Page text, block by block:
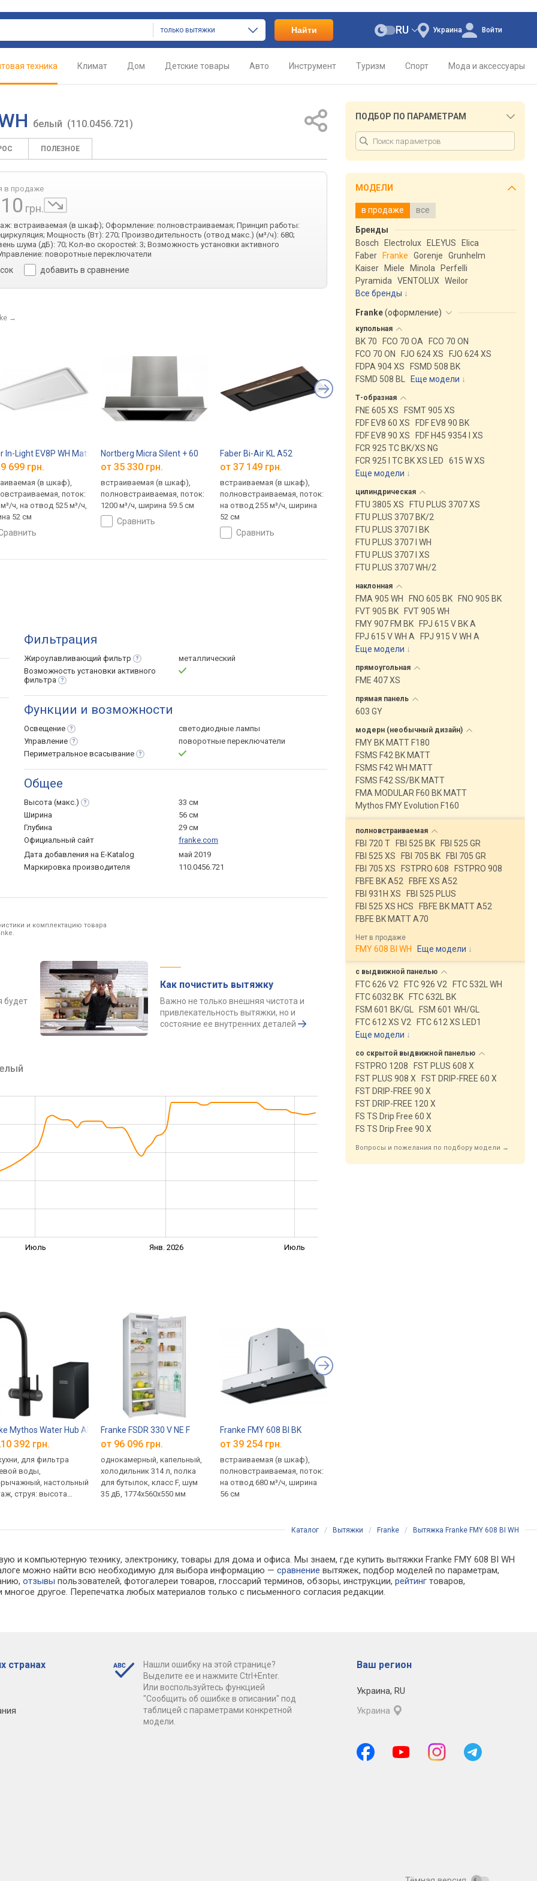
только вытяжки Найти Украина
RU Войти
техника Климат Дом Детские товары Авто Инструмент Туризм Спорт Мода и аксессуары
белый (110.0456.721)
ПОЛЕЗНОЕ
в продаже
грн.
встраиваемая (в шкаф); Оформление: полновстраиваемая; Принцип работы:
Мощность (Вт): 270; Производительность (отвод макс.) (м³/ч): 680;
шума (дБ): 70; Кол-во скоростей: 3; Возможность установки активного
поворотные переключатели
добавить в сравнение
→
In-Light EV8P WH Matt A52
699 грн.
(в шкаф),
поток:
ч, на отвод 525 м³/ч,
52 см
сравнить
Nortberg Micra Silent + 60
от 35 330 грн.
встраиваемая (в шкаф),
полновстраиваемая, поток:
1200 м³/ч, ширина 59.5 см
сравнить
Faber Bi-Air KL A52
от 37 149 грн.
встраиваемая (в шкаф),
полновстраиваемая, поток:
на отвод 255 м³/ч, ширина
52 см
сравнить
Elica Hidden 2.0 @ BLGL/A/52
от 29 675 грн.
шкаф), полновстраиваемая,
поток: на отвод 600 м³/ч,
ширина 51.4 см
сравнить
от 37 999 грн.
ширина 59.4 см
Фильтрация
Жироулавливающий фильтр
металлический
Возможность установки активного
фильтра
Функции и возможности
Освещение
светодиодные лампы
Управление
поворотные переключатели
Периметральное всасывание
Общее
Высота (макс.)
33 см
Ширина
56 см
Глубина
29 см
Официальный сайт
franke.com
Дата добавления на E-Katalog
май 2019
Маркировка производителя
110.0456.721
и комплектацию товара
будет
Как почистить вытяжку
Важно не только внешняя чистота и
привлекательность вытяжки, но и
состояние ее внутренних деталей
Июль Янв. 2026 Июль
Mythos Water Hub All In One 160.0731.752
392 грн.
для фильтра
воды,
настольный
струя: высота
5 лет
Franke FSDR 330 V NE F
от 96 096 грн.
однокамерный, капельный,
холодильник 314 л, полка
для бутылок, класс F, шум
35 дБ, 1774x560x550 мм
Franke FMY 608 BI BK
от 39 254 грн.
встраиваемая (в шкаф),
полновстраиваемая, поток:
на отвод 680 м³/ч, ширина
56 см
ПОДБОР ПО ПАРАМЕТРАМ
МОДЕЛИ
в продаже все
Бренды
Bosch
Electrolux ELEYUS
Elica
Faber
Franke Gorenje
Grunhelm
Kaiser
Miele Minola
Perfelli
Pyramida
VENTOLUX
Weilor
Все бренды
Franke(оформление)
купольная
BK 70 FCO 70 OA
FCO 70 ON
FCO 70 ON
FJO 624 XS
FJO 624 XS
FDPA 904 XS
FSMD 508 BK
FSMD 508 BL
Еще модели ↓
Т-образная
FNE 605 XS
FSMT 905 XS
FDF EV8 60 XS
FDF EV8 90 BK
FDF EV8 90 XS
FDF H45 9354 I XS
FCR 925 TC BK/XS NG
FCR 925 I TC BK XS LED
615 W XS
Еще модели ↓
цилиндрическая
FTU 3805 XS
FTU PLUS 3707 XS
FTU PLUS 3707 BK/2
FTU PLUS 3707 I BK
FTU PLUS 3707 I WH
FTU PLUS 3707 I XS
FTU PLUS 3707 WH/2
наклонная
FMA 905 WH FNO 605 BK
FNO 905 BK
FVT 905 BK
FVT 905 WH
FMY 907 FM BK
FPJ 615 V BK A
FPJ 615 V WH A
FPJ 915 V WH A
Еще модели ↓
прямоугольная
FME 407 XS
прямая панель
603 GY
модерн (необычный дизайн)
FMY BK MATT F180
FSMS F42 BK MATT
FSMS F42 WH MATT
FSMS F42 SS/BK MATT
FMA MODULAR F60 BK MATT
Mythos FMY Evolution F160
полновстраиваемая
FBI 720 T FBI 525 BK
FBI 525 GR
FBI 525 XS
FBI 705 BK
FBI 705 GR
FBI 705 XS
FSTPRO 608
FSTPRO 908
FBFE BK A52
FBFE XS A52
FBI 931H XS
FBI 525 PLUS
FBI 525 XS HCS
FBFE BK MATT A52
FBFE BK MATT A70
Нет в продаже
FMY 608 BI WH Еще модели ↓
с выдвижной панелью
FTC 626 V2 FTC 926 V2
FTC 532L WH
FTC 6032 BK
FTC 632L BK
FSM 601 BK/GL
FSM 601 WH/GL
FTC 612 XS V2
FTC 612 XS LED1
Еще модели ↓
со скрытой выдвижной панелью
FSTPRO 1208
FST PLUS 608 X
FST PLUS 908 X
FST DRIP-FREE 60 X
FST DRIP-FREE 90 X
FST DRIP-FREE 120 X
FS TS Drip Free 60 X
FS TS Drip Free 90 X
Вопросы и пожелания по подбору модели →
Каталог / Вытяжки / Franke / Вытяжка Franke FMY 608 BI WH
и компьютерную технику, электронику, товары для дома и офиса. Мы знаем, где купить вытяжки Franke FMY 608 BI WH
можно найти всю необходимую для выбора информацию —сравнение вытяжек, подбор моделей по параметрам,
отзывы пользователей, фотогалереи товаров, глоссарий терминов, обзоры, инструкции,рейтинг товаров,
многое другое. Перепечатка любых материалов только с письменного согласия редакции.
странах
Нашли ошибку на этой странице?
Выделите ее и нажмите Ctrl+Enter.
Или воспользуйтесь функцией
"Сообщить об ошибке в описании" под
таблицей с параметрами конкретной
модели.
Ваш регион
Украина, RU
Украина